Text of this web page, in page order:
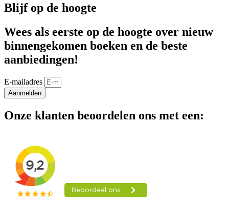
Blijf op de hoogte
Wees als eerste op de hoogte over nieuw
binnengekomen boeken en de beste
aanbiedingen!
E-mailadres
Aanmelden
Onze klanten beoordelen ons met een: